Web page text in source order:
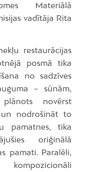
Materiālā
vadītāja Rita
restaurācijas
posmā tika
no sadzīves
– sūnām,
novērst
un nodrošināt to
pamatnes, tika
oriģinālā
pamati. Paralēli,